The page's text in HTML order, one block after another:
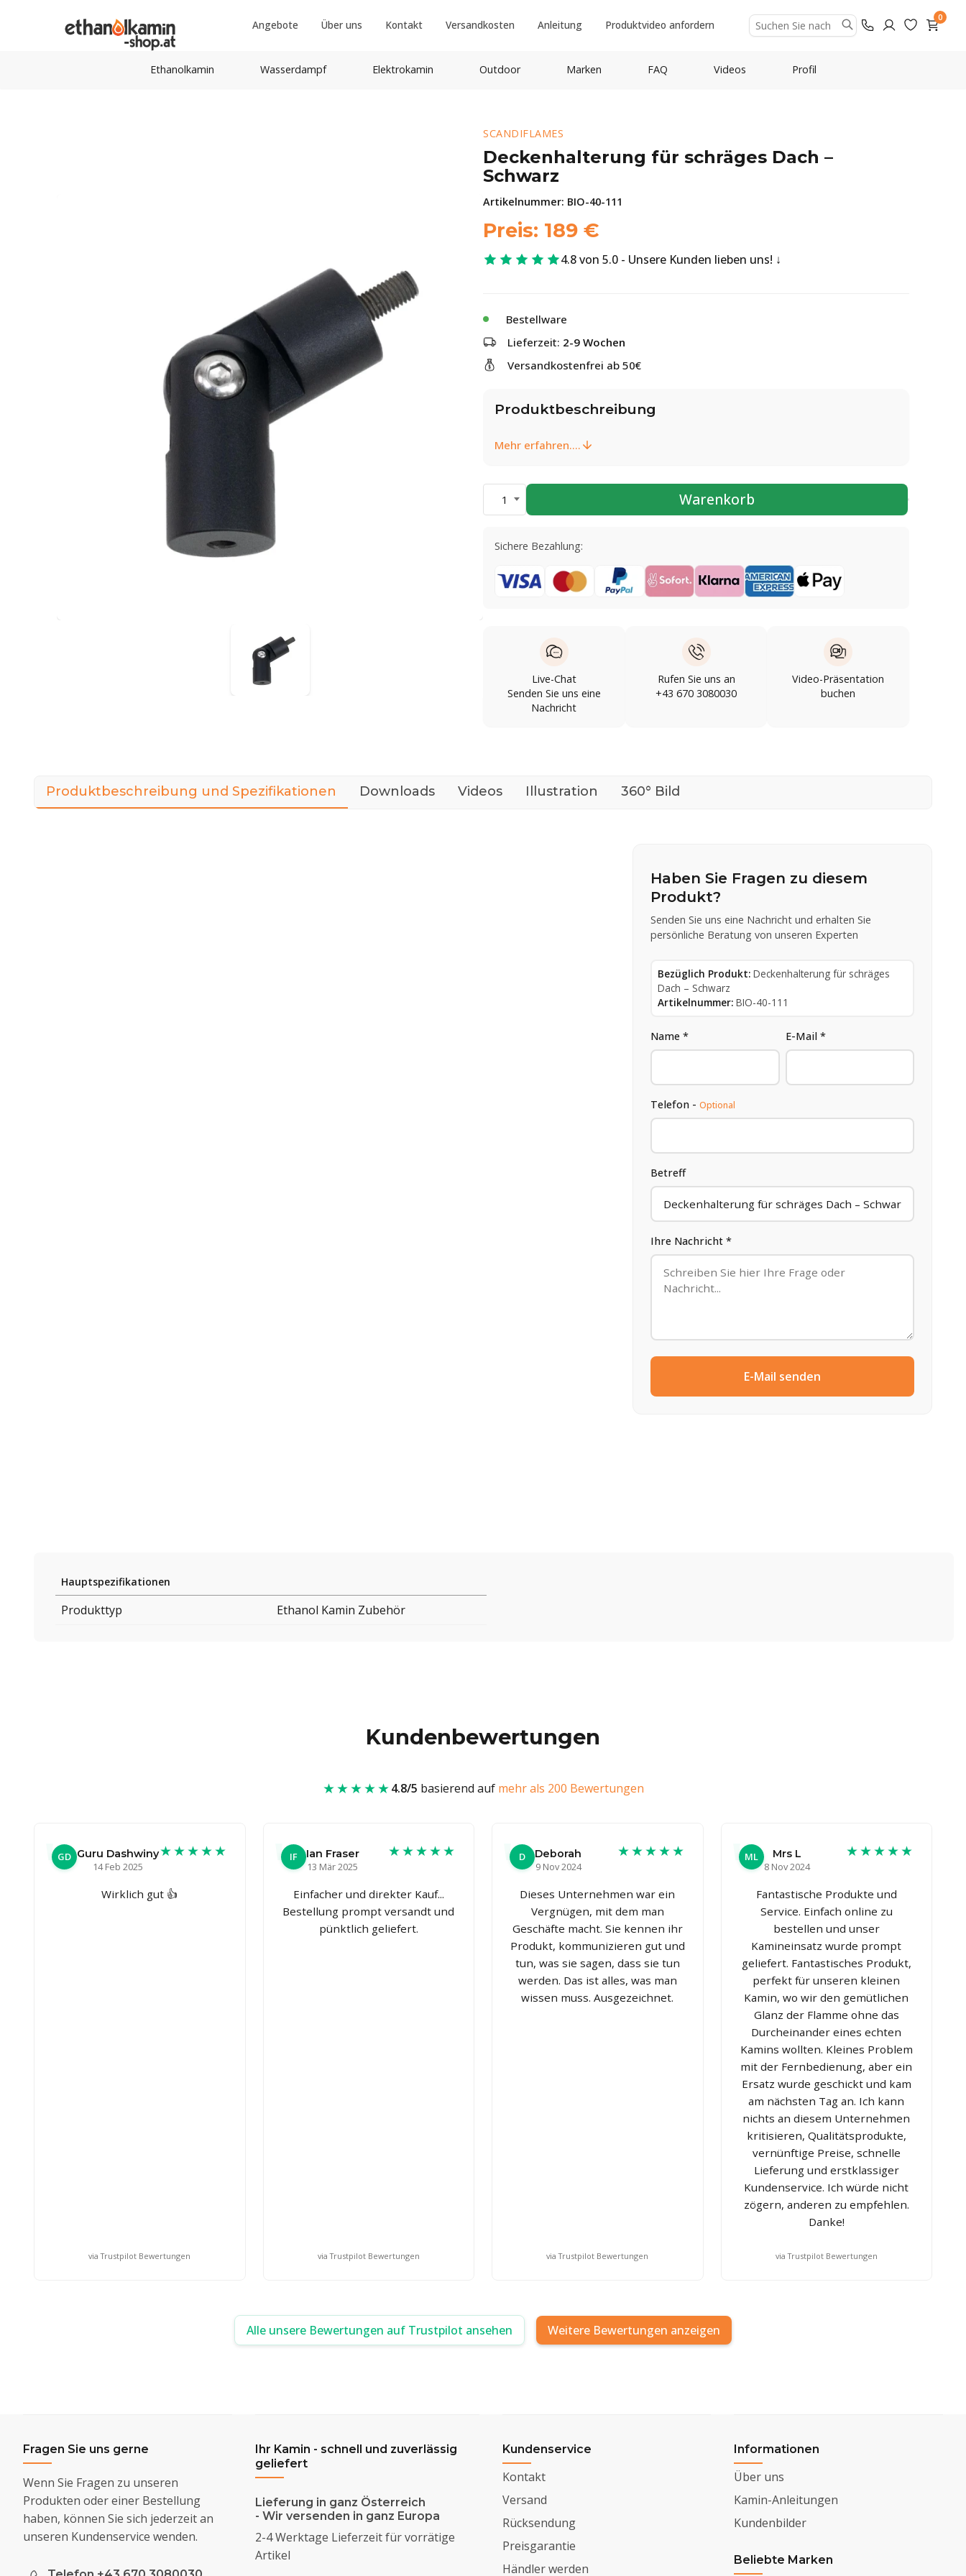
Angebote Über uns Kontakt Versandkosten Anleitung Produktvideo anfordern
0
Ethanolkamin Wasserdampf Elektrokamin Outdoor Marken FAQ Videos Profil
SCANDIFLAMES
Deckenhalterung für schräges Dach –
Schwarz
Artikelnummer: BIO-40-111
Preis: 189 €
4.8 von 5.0 - Unsere Kunden lieben uns!
Bestellware
Lieferzeit: 2-9 Wochen
Versandkostenfrei ab 50€
Produktbeschreibung
Mehr erfahren....
1 Warenkorb
Sichere Bezahlung:
Live-Chat
Senden Sie uns eine
Nachricht
Rufen Sie uns an
+43 670 3080030
Video-Präsentation
buchen
Produktbeschreibung und Spezifikationen Downloads Videos Illustration 360° Bild
Haben Sie Fragen zu diesem
Produkt?
Senden Sie uns eine Nachricht und erhalten Sie
persönliche Beratung von unseren Experten
Bezüglich Produkt: Deckenhalterung für schräges
Dach – Schwarz
Artikelnummer: BIO-40-111
Name * E-Mail *
Telefon -Optional
Betreff
Ihre Nachricht *
E-Mail senden
Hauptspezifikationen
Produkttyp Ethanol Kamin Zubehör
Kundenbewertungen
★★★★★4.8/5 basierend auf mehr als 200 Bewertungen
GD Guru Dashwiny
14 Feb 2025
★★★★★
Wirklich gut 👍
via Trustpilot Bewertungen
IF
Ian Fraser
13 Mär 2025
★★★★★
Einfacher und direkter Kauf...
Bestellung prompt versandt und
pünktlich geliefert.
via Trustpilot Bewertungen
D
Deborah
9 Nov 2024
★★★★★
Dieses Unternehmen war ein
Vergnügen, mit dem man
Geschäfte macht. Sie kennen ihr
Produkt, kommunizieren gut und
tun, was sie sagen, dass sie tun
werden. Das ist alles, was man
wissen muss. Ausgezeichnet.
via Trustpilot Bewertungen
ML
Mrs L
8 Nov 2024
★★★★★
Fantastische Produkte und
Service. Einfach online zu
bestellen und unser
Kamineinsatz wurde prompt
geliefert. Fantastisches Produkt,
perfekt für unseren kleinen
Kamin, wo wir den gemütlichen
Glanz der Flamme ohne das
Durcheinander eines echten
Kamins wollten. Kleines Problem
mit der Fernbedienung, aber ein
Ersatz wurde geschickt und kam
am nächsten Tag an. Ich kann
nichts an diesem Unternehmen
kritisieren, Qualitätsprodukte,
vernünftige Preise, schnelle
Lieferung und erstklassiger
Kundenservice. Ich würde nicht
zögern, anderen zu empfehlen.
Danke!
via Trustpilot Bewertungen
Alle unsere Bewertungen auf Trustpilot ansehen Weitere Bewertungen anzeigen
Fragen Sie uns gerne
Wenn Sie Fragen zu unseren
Produkten oder einer Bestellung
haben, können Sie sich jederzeit an
unseren Kundenservice wenden.
Ihr Kamin - schnell und zuverlässig
geliefert
Lieferung in ganz Österreich
- Wir versenden in ganz Europa
2-4 Werktage Lieferzeit für vorrätige
Artikel
Kundenservice
Kontakt
Versand
Rücksendung
Preisgarantie
Händler werden
Informationen
Über uns
Kamin-Anleitungen
Kundenbilder
Beliebte Marken